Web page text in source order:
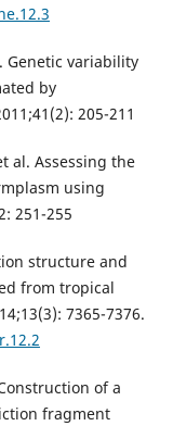
Genetic variability
by
205-211
al. Assessing the
using
251-255
structure and
from tropical
7365-7376.
of a
fragment